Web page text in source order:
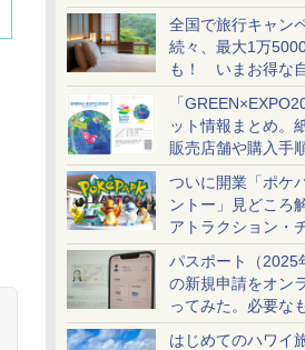
ど大型イベント目
全国で旅行キャン
続々、最大1万
も！ いまお得な自
め
「
ット情報まとめ。
販売店舗や購入手
ケットも解説
ついに開業「ポケ
ントー」見どころ
アトラクション・
配・来場前に必要
パスポート（2025
の新規申請をオン
ってみた。必要な
ホとマイナカード
はじめてのハワイ